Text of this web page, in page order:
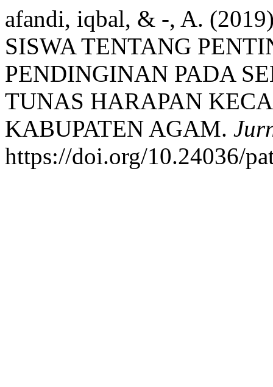
afandi, iqbal, & -, A.
SISWA TENTANG
PENDINGINAN PADA
TUNAS HARAPAN
KABUPATEN AGAM.
https://doi.org/10.24036/